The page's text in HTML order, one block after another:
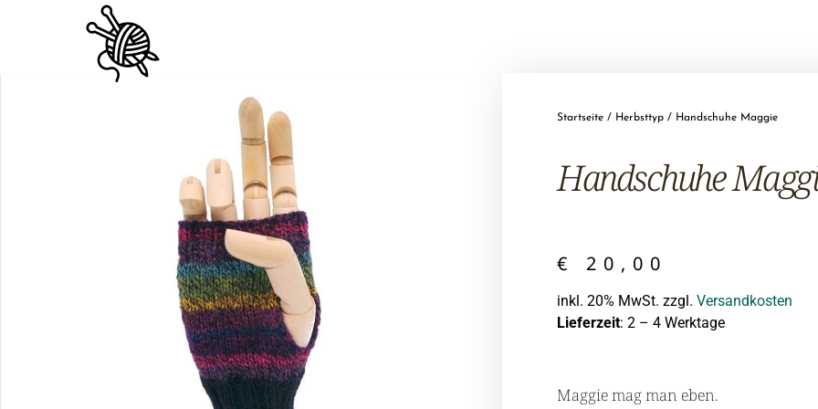
Startseite / Herbsttyp / Handschuhe Maggie
Hand­schuhe
€ 20,00
inkl. 20% MwSt. zzgl. Versandkosten
Lieferzeit: 2 – 4 Werktage
Maggie mag man eben.